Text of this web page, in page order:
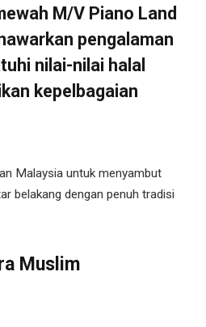
M/V Piano Land
pengalaman
nilai-nilai halal
kepelbagaian
Malaysia untuk menyambut
belakang dengan penuh tradisi
Muslim